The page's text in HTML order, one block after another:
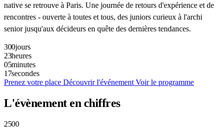
native se retrouve à Paris. Une journée de retours d'expérience et de
rencontres - ouverte à toutes et tous, des juniors curieux à l'archi
senior jusqu'aux décideurs en quête des dernières tendances.
300jours
23heures
05minutes
16secondes
Prenez votre place Découvrir l'événement Voir le programme
L'évènement en chiffres
2500